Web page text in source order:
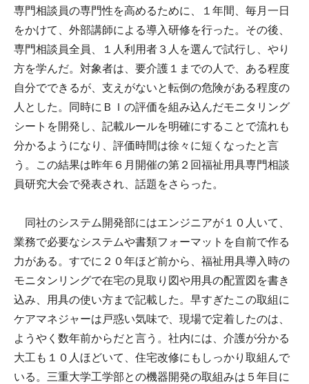
専門相談員の専門性を高めるために、１年間、毎月一日
をかけて、外部講師による導入研修を行った。その後、
専門相談員全員、１人利用者３人を選んで試行し、やり
方を学んだ。対象者は、要介護１までの人で、ある程度
自分でできるが、支えがないと転倒の危険がある程度の
人とした。同時にＢＩの評価を組み込んだモニタリング
シートを開発し、記載ルールを明確にすることで流れも
分かるようになり、評価時間は徐々に短くなったと言
う。この結果は昨年６月開催の第２回福祉用具専門相談
員研究大会で発表され、話題をさらった。
同社のシステム開発部にはエンジニアが１０人いて、
業務で必要なシステムや書類フォーマットを自前で作る
力がある。すでに２０年ほど前から、福祉用具導入時の
モニタンリングで在宅の見取り図や用具の配置図を書き
込み、用具の使い方まで記載した。早すぎたこの取組に
ケアマネジャーは戸惑い気味で、現場で定着したのは、
ようやく数年前からだと言う。社内には、介護が分かる
大工も１０人ほどいて、住宅改修にもしっかり取組んで
いる。三重大学工学部との機器開発の取組みは５年目に